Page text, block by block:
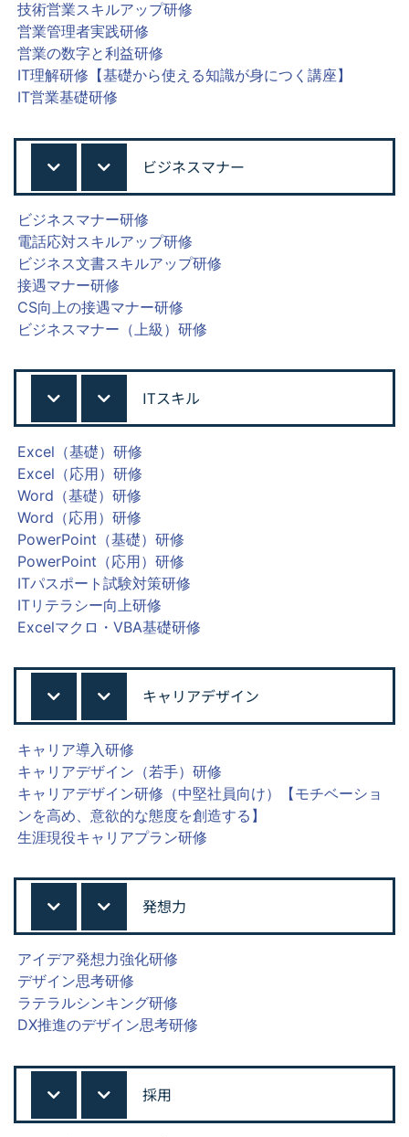
技術営業スキルアップ研修
営業管理者実践研修
営業の数字と利益研修
IT理解研修【基礎から使える知識が身につく講座】
IT営業基礎研修
ビジネスマナー
ビジネスマナー研修
電話応対スキルアップ研修
ビジネス文書スキルアップ研修
接遇マナー研修
CS向上の接遇マナー研修
ビジネスマナー（上級）研修
ITスキル
Excel（基礎）研修
Excel（応用）研修
Word（基礎）研修
Word（応用）研修
PowerPoint（基礎）研修
PowerPoint（応用）研修
ITパスポート試験対策研修
ITリテラシー向上研修
Excelマクロ・VBA基礎研修
キャリアデザイン
キャリア導入研修
キャリアデザイン（若手）研修
キャリアデザイン研修（中堅社員向け）【モチベーショ
ンを高め、意欲的な態度を創造する】
生涯現役キャリアプラン研修
発想力
アイデア発想力強化研修
デザイン思考研修
ラテラルシンキング研修
DX推進のデザイン思考研修
採用